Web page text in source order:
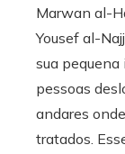
Marwan al-
Yousef al-
sua
pessoas
andares
tratados.